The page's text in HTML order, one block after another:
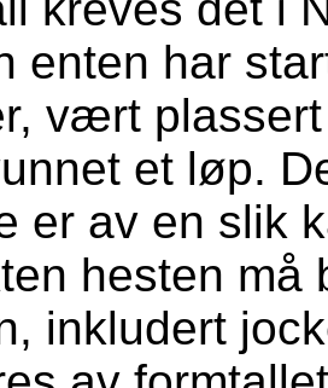
enten har
vært
et løp.
er av en slik
hesten må
inkludert